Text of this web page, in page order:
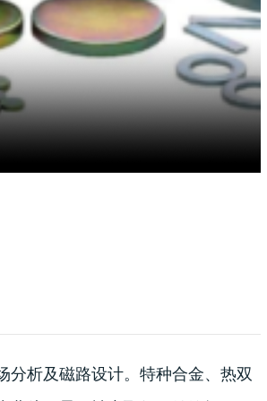
分析及磁路设计。特种合金、热双